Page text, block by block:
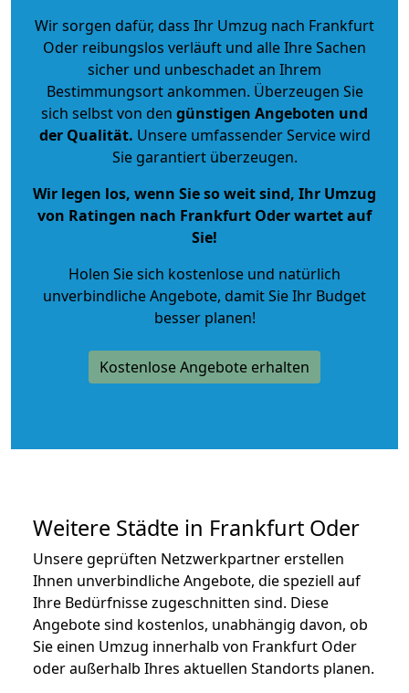
Wir sorgen dafür, dass Ihr Umzug nach Frankfurt
Oder reibungslos verläuft und alle Ihre Sachen
sicher und unbeschadet an Ihrem
Bestimmungsort ankommen. Überzeugen Sie
sich selbst von den günstigen Angeboten und
der Qualität. Unsere umfassender Service wird
Sie garantiert überzeugen.
Wir legen los, wenn Sie so weit sind, Ihr Umzug
von Ratingen nach Frankfurt Oder wartet auf
Sie!
Holen Sie sich kostenlose und natürlich
unverbindliche Angebote, damit Sie Ihr Budget
besser planen!
Kostenlose Angebote erhalten
Weitere Städte in Frankfurt Oder
Unsere geprüften Netzwerkpartner erstellen
Ihnen unverbindliche Angebote, die speziell auf
Ihre Bedürfnisse zugeschnitten sind. Diese
Angebote sind kostenlos, unabhängig davon, ob
Sie einen Umzug innerhalb von Frankfurt Oder
oder außerhalb Ihres aktuellen Standorts planen.